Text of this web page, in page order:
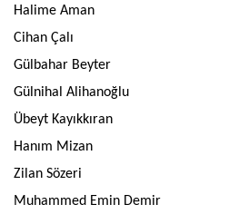
Halime Aman
Cihan Çalı
Gülbahar Beyter
Gülnihal Alihanoğlu
Übeyt Kayıkkıran
Hanım Mizan
Zilan Sözeri
Muhammed Emin Demir